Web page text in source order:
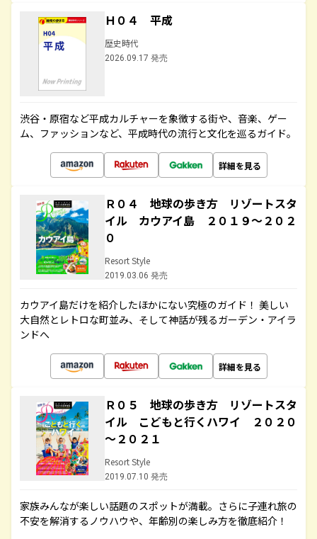
Ｈ０４ 平成
歴史時代
2026.09.17 発売
渋谷・原宿など平成カルチャーを象徴する街や、音楽、ゲー
ム、ファッションなど、平成時代の流行と文化を巡るガイド。
詳細を見る
Ｒ０４ 地球の歩き方 リゾートスタ
イル カウアイ島 ２０１９～２０２
０
Resort Style
2019.03.06 発売
カウアイ島だけを紹介したほかにない究極のガイド！ 美しい
大自然とレトロな町並み、そして神話が残るガーデン・アイラ
ンドへ
詳細を見る
Ｒ０５ 地球の歩き方 リゾートスタ
イル こどもと行くハワイ ２０２０
～２０２１
Resort Style
2019.07.10 発売
家族みんなが楽しい話題のスポットが満載。さらに子連れ旅の
不安を解消するノウハウや、年齢別の楽しみ方を徹底紹介！